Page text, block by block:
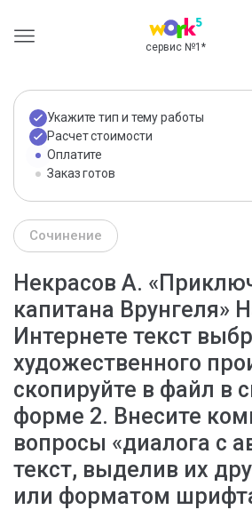
сервис №1 *
Укажите тип и тему работы
Расчет стоимости
Оплатите
Заказ готов
Сочинение
Некрасов А.
капитана Врунгеля»
Интернете текст
художественного
скопируйте в файл в
форме 2. Внесите
вопросы «диалога с
текст, выделив их
или форматом